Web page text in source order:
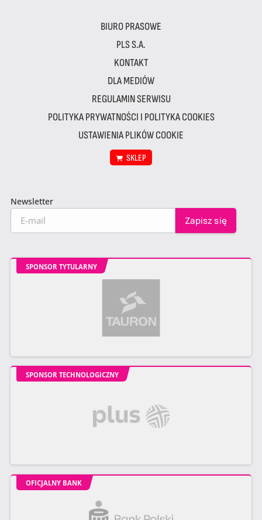
BIURO PRASOWE
PLS S.A.
KONTAKT
DLA MEDIÓW
REGULAMIN SERWISU
POLITYKA PRYWATNOŚCI I POLITYKA COOKIES
USTAWIENIA PLIKÓW COOKIE
SKLEP
Newsletter
SPONSOR TYTULARNY
SPONSOR TECHNOLOGICZNY
OFICJALNY BANK